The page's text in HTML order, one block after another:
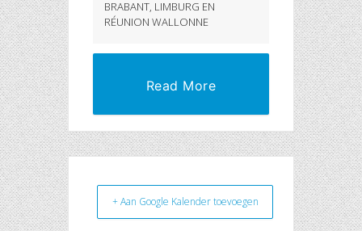
BRABANT, LIMBURG EN
RÉUNION WALLONNE
Read More
+ Aan Google Kalender toevoegen